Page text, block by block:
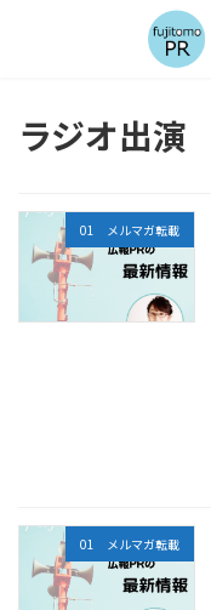
ラジオ出演
01 メルマガ転載
01 メルマガ転載